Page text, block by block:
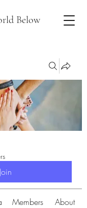
Below
Join
Members About